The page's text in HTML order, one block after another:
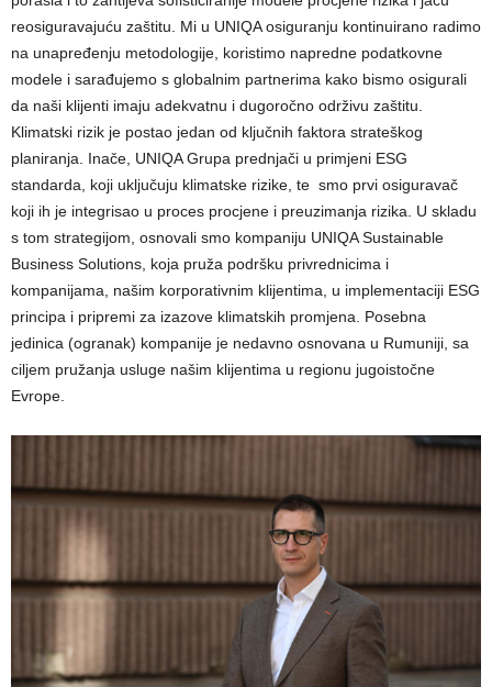
reosiguravajuću zaštitu. Mi u UNIQA osiguranju kontinuirano radimo
na unapređenju metodologije, koristimo napredne podatkovne
modele i sarađujemo s globalnim partnerima kako bismo osigurali
da naši klijenti imaju adekvatnu i dugoročno održivu zaštitu.
Klimatski rizik je postao jedan od ključnih faktora strateškog
planiranja. Inače, UNIQA Grupa prednjači u primjeni ESG
standarda, koji uključuju klimatske rizike, te smo prvi osiguravač
koji ih je integrisao u proces procjene i preuzimanja rizika. U skladu
s tom strategijom, osnovali smo kompaniju UNIQA Sustainable
Business Solutions, koja pruža podršku privrednicima i
kompanijama, našim korporativnim klijentima, u implementaciji ESG
principa i pripremi za izazove klimatskih promjena. Posebna
jedinica (ogranak) kompanije je nedavno osnovana u Rumuniji, sa
ciljem pružanja usluge našim klijentima u regionu jugoistočne
Evrope.